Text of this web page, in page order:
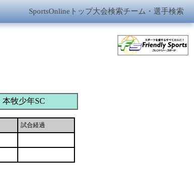
SportsOnlineトップ大会検索チーム・選手検索
本牧少年SC
試合経過